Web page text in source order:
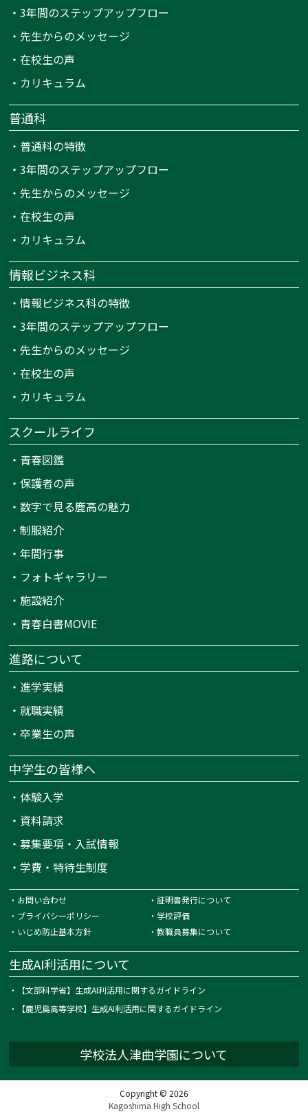
・3年間のステップアップフロー
・先生からのメッセージ
・在校生の声
・ カリキュラム
普通科
・ 普通科の特徴
・3年間のステップアップフロー
・先生からのメッセージ
・在校生の声
・ カリキュラム
情報ビジネス科
・情報ビジネス科の特徴
・3年間のステップアップフロー
・先生からのメッセージ
・在校生の声
・ カリキュラム
スクールライフ
・ 青春図鑑
・保護者の声
・数字で見る鹿高の魅力
・制服紹介
・年間行事
・ フォトギャラリー
・施設紹介
・ 青春白書MOVIE
進路について
・進学実績
・就職実績
・卒業生の声
中学生の皆様へ
・ 体験入学
・ 資料請求
・募集要項・入試情報
・学費・特待生制度
・ お問い合わせ ・ 証明書発行について
・ プライバシーポリシー ・ 学校評価
・ いじめ防止基本方針 ・ 教職員募集について
生成AI利活用について
・
【文部科学省】生成AI利活用に関するガイドライン
・
【鹿児島高等学校】生成AI利活用に関するガイドライン
学校法人津曲学園について
Copyright © 2026
Kagoshima High School